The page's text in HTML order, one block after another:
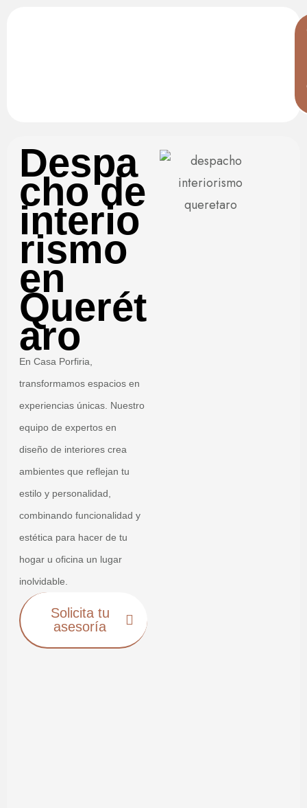
Despa
cho de
interio
rismo
en
Querét
aro
En Casa Porfiria,
transformamos espacios en
experiencias únicas. Nuestro
equipo de expertos en
diseño de interiores crea
ambientes que reflejan tu
estilo y personalidad,
combinando funcionalidad y
estética para hacer de tu
hogar u oficina un lugar
inolvidable.
Solicita tu
asesoría